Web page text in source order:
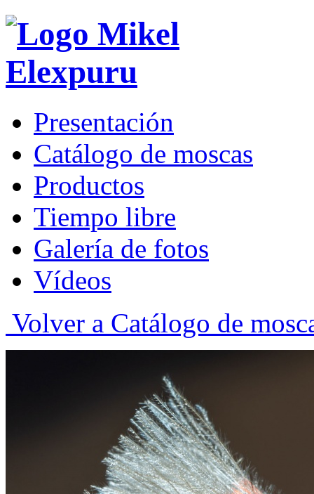
Presentación
Catálogo de moscas
Productos
Tiempo libre
Galería de fotos
Vídeos
Volver a Catálogo de